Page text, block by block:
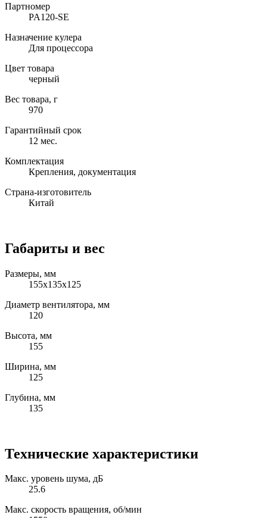
Партномер
PA120-SE
Назначение кулера
Для процессора
Цвет товара
черный
Вес товара, г
970
Гарантийный срок
12 мес.
Комплектация
Крепления, документация
Страна-изготовитель
Китай
Габариты и вес
Размеры, мм
155x135x125
Диаметр вентилятора, мм
120
Высота, мм
155
Ширина, мм
125
Глубина, мм
135
Технические характеристики
Макс. уровень шума, дБ
25.6
Макс. скорость вращения, об/мин